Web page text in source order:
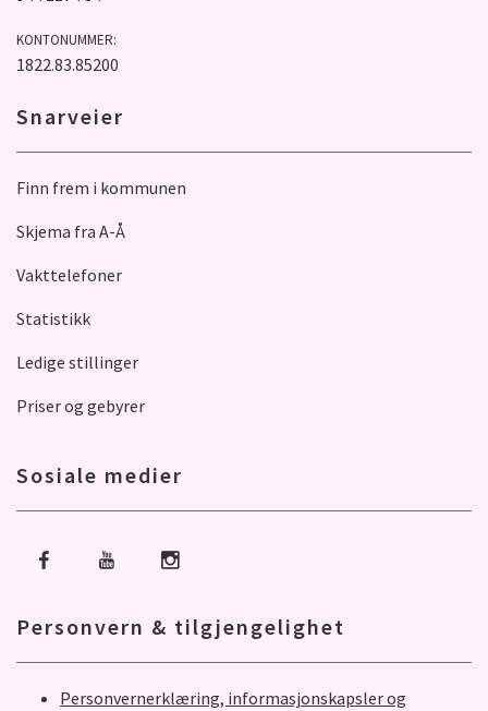
KONTONUMMER:
1822.83.85200
Snarveier
Finn frem i kommunen
Skjema fra A-Å
Vakttelefoner
Statistikk
Ledige stillinger
Priser og gebyrer
Sosiale medier
Gå til Facebook
Gå til YoutubeGå til Instagram
Personvern & tilgjengelighet
Personvernerklæring, informasjonskapsler og